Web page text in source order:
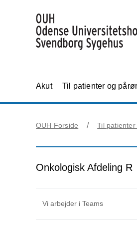
Akut Til patienter og
OUH Forside Til
Onkologisk Afdeling R
Vi arbejder i Teams